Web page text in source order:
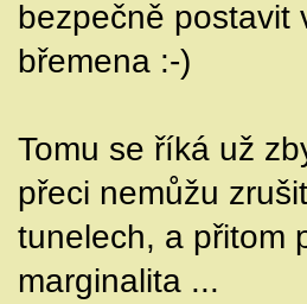
bezpečně postavit
břemena :-)
Tomu se říká už
přeci nemůžu
tunelech, a přitom
marginalita ...